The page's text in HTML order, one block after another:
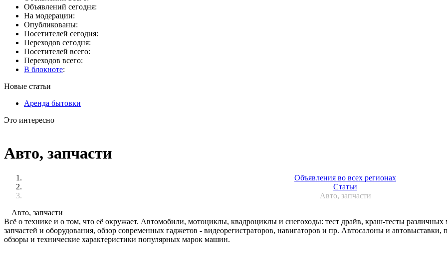
Объявлений сегодня:
На модерации:
Опубликованы:
Посетителей сегодня:
Переходов сегодня:
Посетителей всего:
Переходов всего:
В блокноте:
Новые статьи
Аренда бытовки
Это интересно
Авто, запчасти
Объявления во всех регионах
Статьи
Авто, запчасти
Авто, запчасти
Всё о технике и о том, что её окружает. Автомобили, мотоциклы, квадроциклы и снегоходы: тест драйв, краш-тесты
запчастей и оборудования, обзор современных гаджетов - видеорегистраторов, навигаторов и пр. Автосалоны и
обзоры и технические характеристики популярных марок машин.